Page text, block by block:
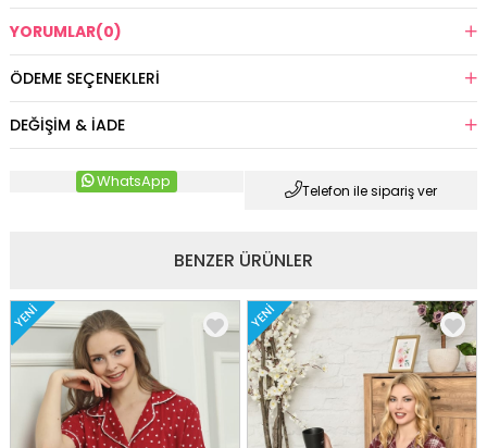
YORUMLAR(0)
ÖDEME SEÇENEKLERI
DEĞIŞIM & İADE
Telefon ile sipariş ver
WhatsApp
BENZER ÜRÜNLER
YENI YENI